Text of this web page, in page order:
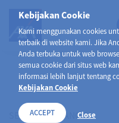
Kebijakan Cookie
Kami menggunakan cookies
terbaik di website kami. Jika
Anda terbuka untuk web
semua cookie dari situs web
informasi lebih lanjut tentang
Kebijakan Cookie
ACCEPT Close
SELAMAT DATANG DI